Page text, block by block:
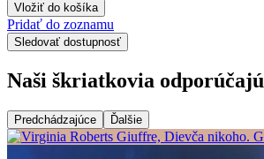
Vložiť do košíka
Pridať do zoznamu
Sledovať dostupnosť
Naši škriatkovia odporúčajú
Predchádzajúce Ďalšie